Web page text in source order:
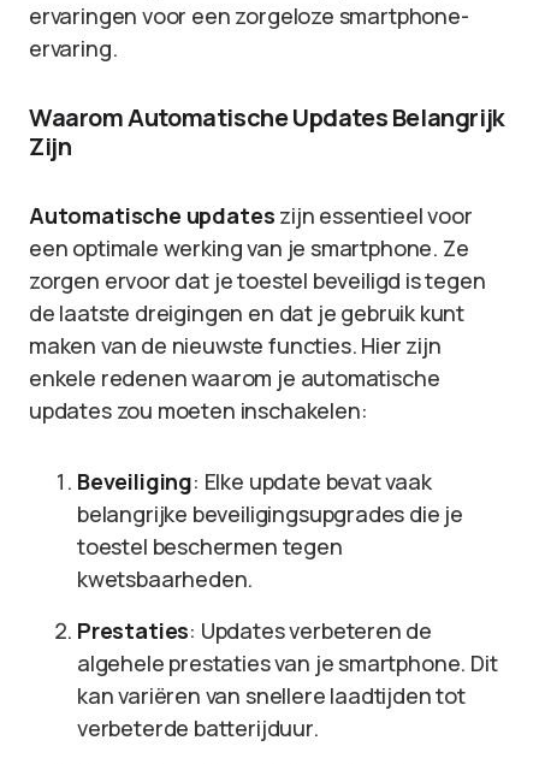
ervaringen voor een zorgeloze smartphone-
ervaring.
Waarom Automatische Updates Belangrijk
Zijn
Automatische updates zijn essentieel voor
een optimale werking van je smartphone. Ze
zorgen ervoor dat je toestel beveiligd is tegen
de laatste dreigingen en dat je gebruik kunt
maken van de nieuwste functies. Hier zijn
enkele redenen waarom je automatische
updates zou moeten inschakelen:
Beveiliging: Elke update bevat vaak
belangrijke beveiligingsupgrades die je
toestel beschermen tegen
kwetsbaarheden.
Prestaties: Updates verbeteren de
algehele prestaties van je smartphone. Dit
kan variëren van snellere laadtijden tot
verbeterde batterijduur.